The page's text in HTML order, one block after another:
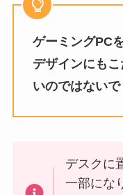
ゲーミングPC
デザインにも
いのではないで
デスクに
一部にな